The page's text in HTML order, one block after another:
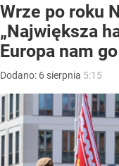
Wrze po roku
„Największa
Europa nam
Dodano: 6 sierpnia 5:15